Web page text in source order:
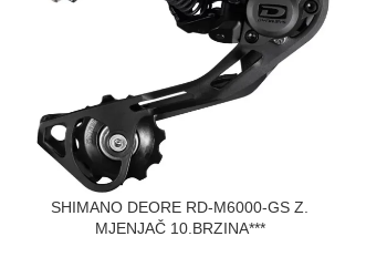
SHIMANO DEORE RD-M6000-GS Z.
MJENJAČ 10.BRZINA***